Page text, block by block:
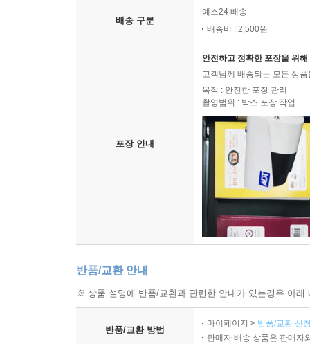
배송 구분
예스24 배송
배송비 : 2,500원
포장 안내
안전하고 정확한 포장을 위
고객님께 배송되는 모든 상
목적 : 안전한 포장 관리
촬영범위 : 박스 포장 작업
반품/교환 안내
※ 상품 설명에 반품/교환과 관련한 안내가 있는경우 아
반품/교환 방법
마이페이지 > 반품/교환 신
판매자 배송 상품은 판매자